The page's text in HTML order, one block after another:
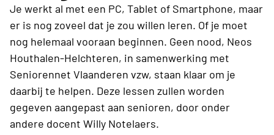
Je werkt al met een PC, Tablet of Smartphone, maar
er is nog zoveel dat je zou willen leren. Of je moet
nog helemaal vooraan beginnen. Geen nood, Neos
Houthalen-Helchteren, in samenwerking met
Seniorennet Vlaanderen vzw, staan klaar om je
daarbij te helpen. Deze lessen zullen worden
gegeven aangepast aan senioren, door onder
andere docent Willy Notelaers.